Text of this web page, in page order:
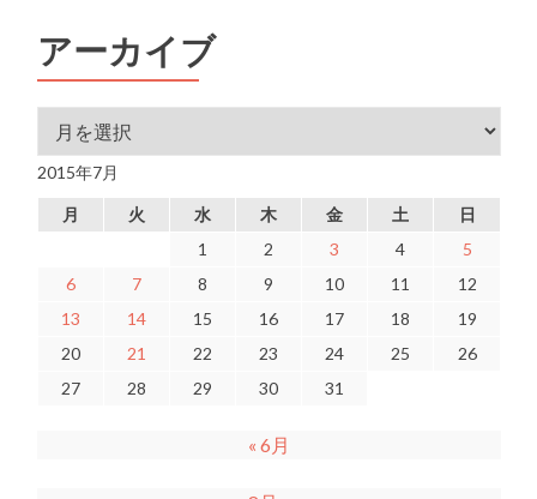
アーカイブ
アーカイブ
2015年7月
月 火 水 木 金 土
日
1
2 3 4
5
6
7 8 9 10 11
12
13
14 15 16 17 18
19
20
21 22 23 24 25
26
27
28 29 30 31
« 6月